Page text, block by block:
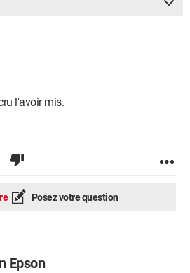
l'avoir mis.
Posez votre question
Epson